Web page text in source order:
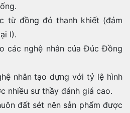
từ đồng đỏ thanh khiết (đảm
I).
nghệ nhân của Đúc Đồng
nhân tạo dựng với tỷ lệ hình
nhiều sư thầy đánh giá cao.
đất sét nên sản phẩm được